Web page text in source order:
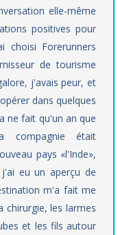
elle-même
positives pour
choisi Forerunners
de tourisme
j'avais peur, et
dans quelques
ne fait qu'un an que
compagnie était
pays «l'Inde»,
eu un aperçu de
m'a fait me
chirurgie, les larmes
et les fils autour